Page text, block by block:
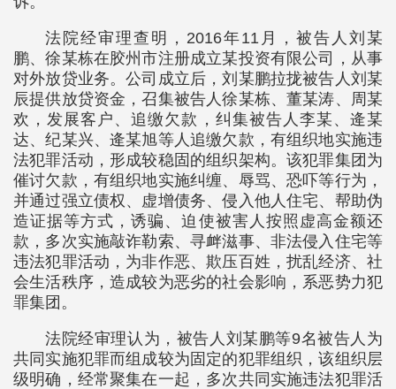
法院经审理查明，2016年11月，被告人刘某
鹏、徐某栋在胶州市注册成立某投资有限公司，从事
对外放贷业务。公司成立后，刘某鹏拉拢被告人刘某
辰提供放贷资金，召集被告人徐某栋、董某涛、周某
欢，发展客户、追缴欠款，纠集被告人李某、逄某
达、纪某兴、逄某旭等人追缴欠款，有组织地实施违
法犯罪活动，形成较稳固的组织架构。该犯罪集团为
催讨欠款，有组织地实施纠缠、辱骂、恐吓等行为，
并通过强立债权、虚增债务、侵入他人住宅、帮助伪
造证据等方式，诱骗、迫使被害人按照虚高金额还
款，多次实施敲诈勒索、寻衅滋事、非法侵入住宅等
违法犯罪活动，为非作恶、欺压百姓，扰乱经济、社
会生活秩序，造成较为恶劣的社会影响，系恶势力犯
罪集团。
法院经审理认为，被告人刘某鹏等9名被告人为
共同实施犯罪而组成较为固定的犯罪组织，该组织层
级明确，经常聚集在一起，多次共同实施违法犯罪活